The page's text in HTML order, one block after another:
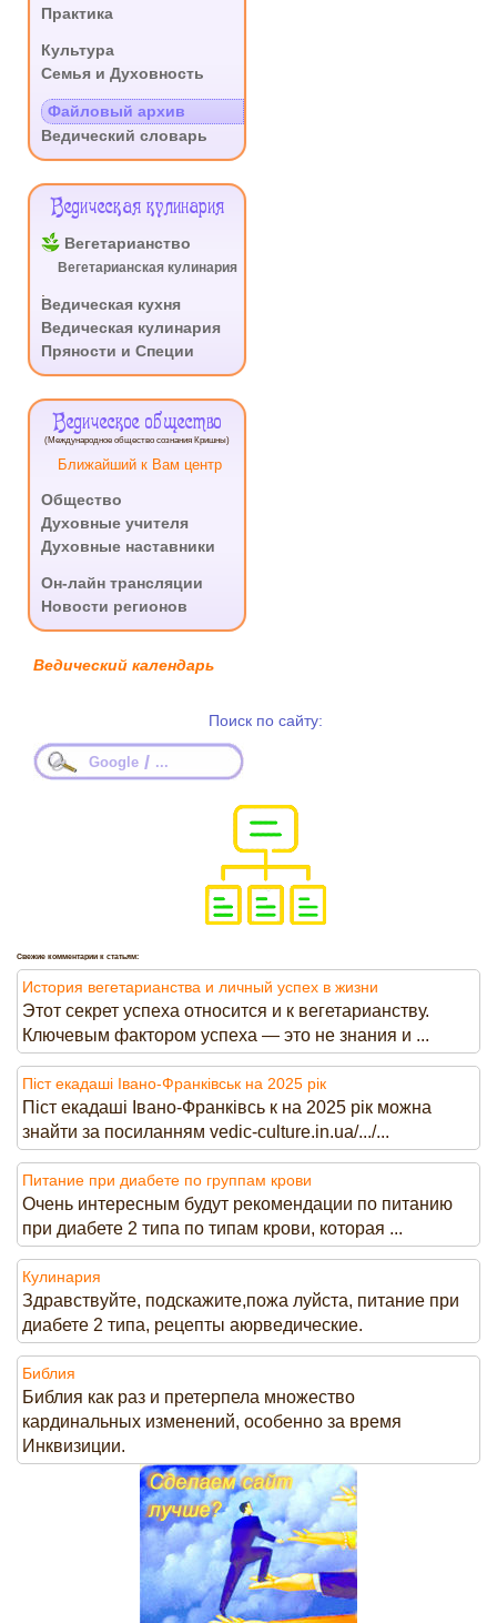
Практика
Культура
Семья и Духовность
Файловый архив
Ведический словарь
Ведическая кулинария
Вегетарианство
Вегетарианская кулинария
Ведическая кухня
Ведическая кулинария
Пряности и Специи
Ведическое общество
(Международное общество сознания Кришны)
Ближайший к Вам центр
Общество
Духовные учителя
Духовные наставники
Он-лайн трансляции
Новости регионов
Ведический календарь
Поиск по сайту:
Google / ...
Свежие комментарии к статьям:
История вегетарианства и личный успех в жизни
Этот секрет успеха относится и к вегетарианству.
Ключевым фактором успеха — это не знания и ...
Піст екадаші Івано-Франківськ на 2025 рік
Піст екадаші Івано-Франківсь к на 2025 рік можна
знайти за посиланням vedic-culture.in.ua/.../...
Питание при диабете по группам крови
Очень интересным будут рекомендации по питанию
при диабете 2 типа по типам крови, которая ...
Кулинария
Здравствуйте, подскажите,пожа луйста, питание при
диабете 2 типа, рецепты аюрведические.
Библия
Библия как раз и претерпела множество
кардинальных изменений, особенно за время
Инквизиции.